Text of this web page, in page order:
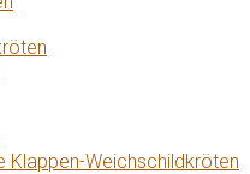
Klappen-Weichschildkröten